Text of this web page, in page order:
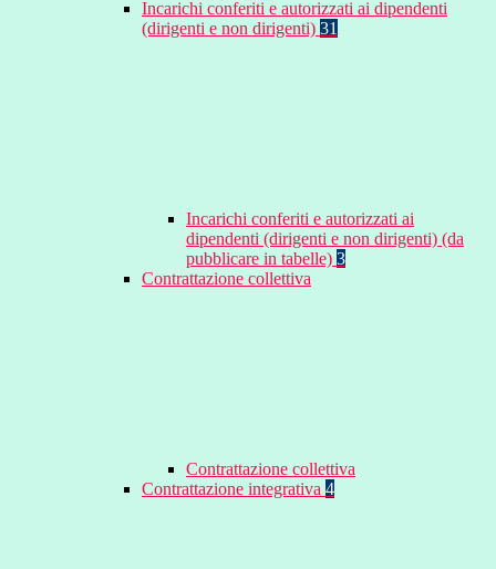
Incarichi conferiti e autorizzati ai dipendenti
(dirigenti e non dirigenti) 31
Incarichi conferiti e autorizzati ai
dipendenti (dirigenti e non dirigenti) (da
pubblicare in tabelle) 3
Contrattazione collettiva
Contrattazione collettiva
Contrattazione integrativa 4